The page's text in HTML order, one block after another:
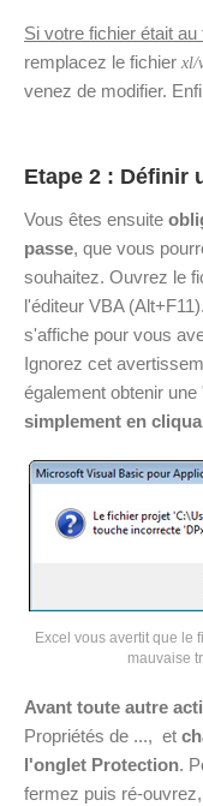
Si votre fichier était au
remplacez le fichier xl/
venez de modifier.
Etape 2 : Définir
Vous êtes ensuite
passe, que vous
souhaitez. Ouvrez le
l'éditeur VBA
s'affiche pour vous
Ignorez cet
également obtenir
simplement en
Excel vous avertit que le
mauvaise
Avant toute autre
Propriétés de ..., et
l'onglet Protection.
fermez puis ré-